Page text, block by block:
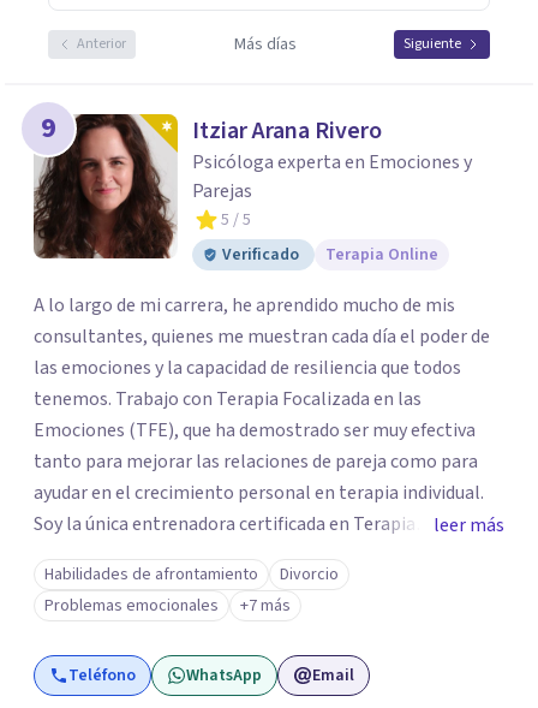
Anterior Más días Siguiente
9 Itziar Arana Rivero
Psicóloga experta en Emociones y
Parejas
5 / 5
Verificado
Terapia Online
A lo largo de mi carrera, he aprendido mucho de mis
consultantes, quienes me muestran cada día el poder de
las emociones y la capacidad de resiliencia que todos
tenemos. Trabajo con Terapia Focalizada en las
Emociones (TFE), que ha demostrado ser muy efectiva
tanto para mejorar las relaciones de pareja como para
ayudar en el crecimiento personal en terapia individual.
Soy la única entrenadora certificada en Terapia
Focalizada en las Emociones (TFE) en España, además de
supervisora y terapeuta certificada. La TFE ha
demostrado una mejora significativa en las relaciones,
con un 70-75% de éxito y felicidad duradera. Este enfoque
también transforma la vida en terapia individual,
leer más
Habilidades de afrontamiento
Divorcio
Problemas emocionales
+7 más
Teléfono WhatsApp Email